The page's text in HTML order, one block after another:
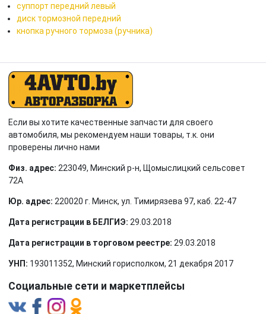
суппорт передний левый
диск тормозной передний
кнопка ручного тормоза (ручника)
Если вы хотите качественные запчасти для своего
автомобиля, мы рекомендуем наши товары, т.к. они
проверены лично нами
Физ. адрес: 223049, Минский р-н, Щомыслицкий сельсовет
72А
Юр. адрес: 220020 г. Минск, ул. Тимирязева 97, каб. 22-47
Дата регистрации в БЕЛГИЭ: 29.03.2018
Дата регистрации в торговом реестре: 29.03.2018
УНП: 193011352, Минский горисполком, 21 декабря 2017
Социальные сети и маркетплейсы